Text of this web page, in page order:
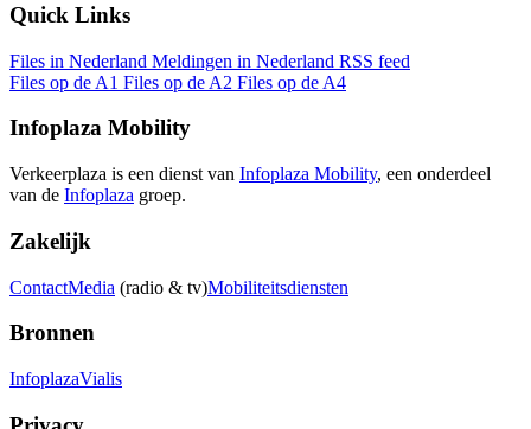
Quick Links
Files in Nederland Meldingen in Nederland RSS feed
Files op de A1 Files op de A2 Files op de A4
Infoplaza Mobility
Verkeerplaza is een dienst van Infoplaza Mobility, een onderdeel
van de Infoplaza groep.
Zakelijk
ContactMedia (radio & tv)Mobiliteitsdiensten
Bronnen
InfoplazaVialis